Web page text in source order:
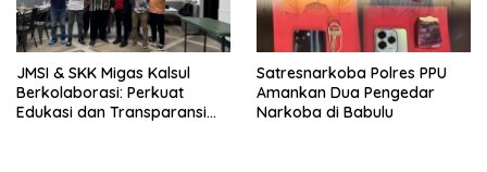
JMSI & SKK Migas Kalsul
Berkolaborasi: Perkuat
Edukasi dan Transparansi
Satresnarkoba Polres PPU
Amankan Dua Pengedar
Narkoba di Babulu